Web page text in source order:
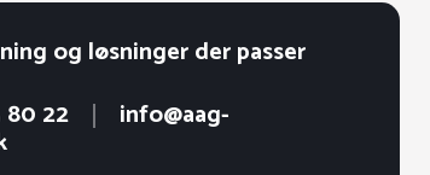
og løsninger der passer
80 22
info@aag-